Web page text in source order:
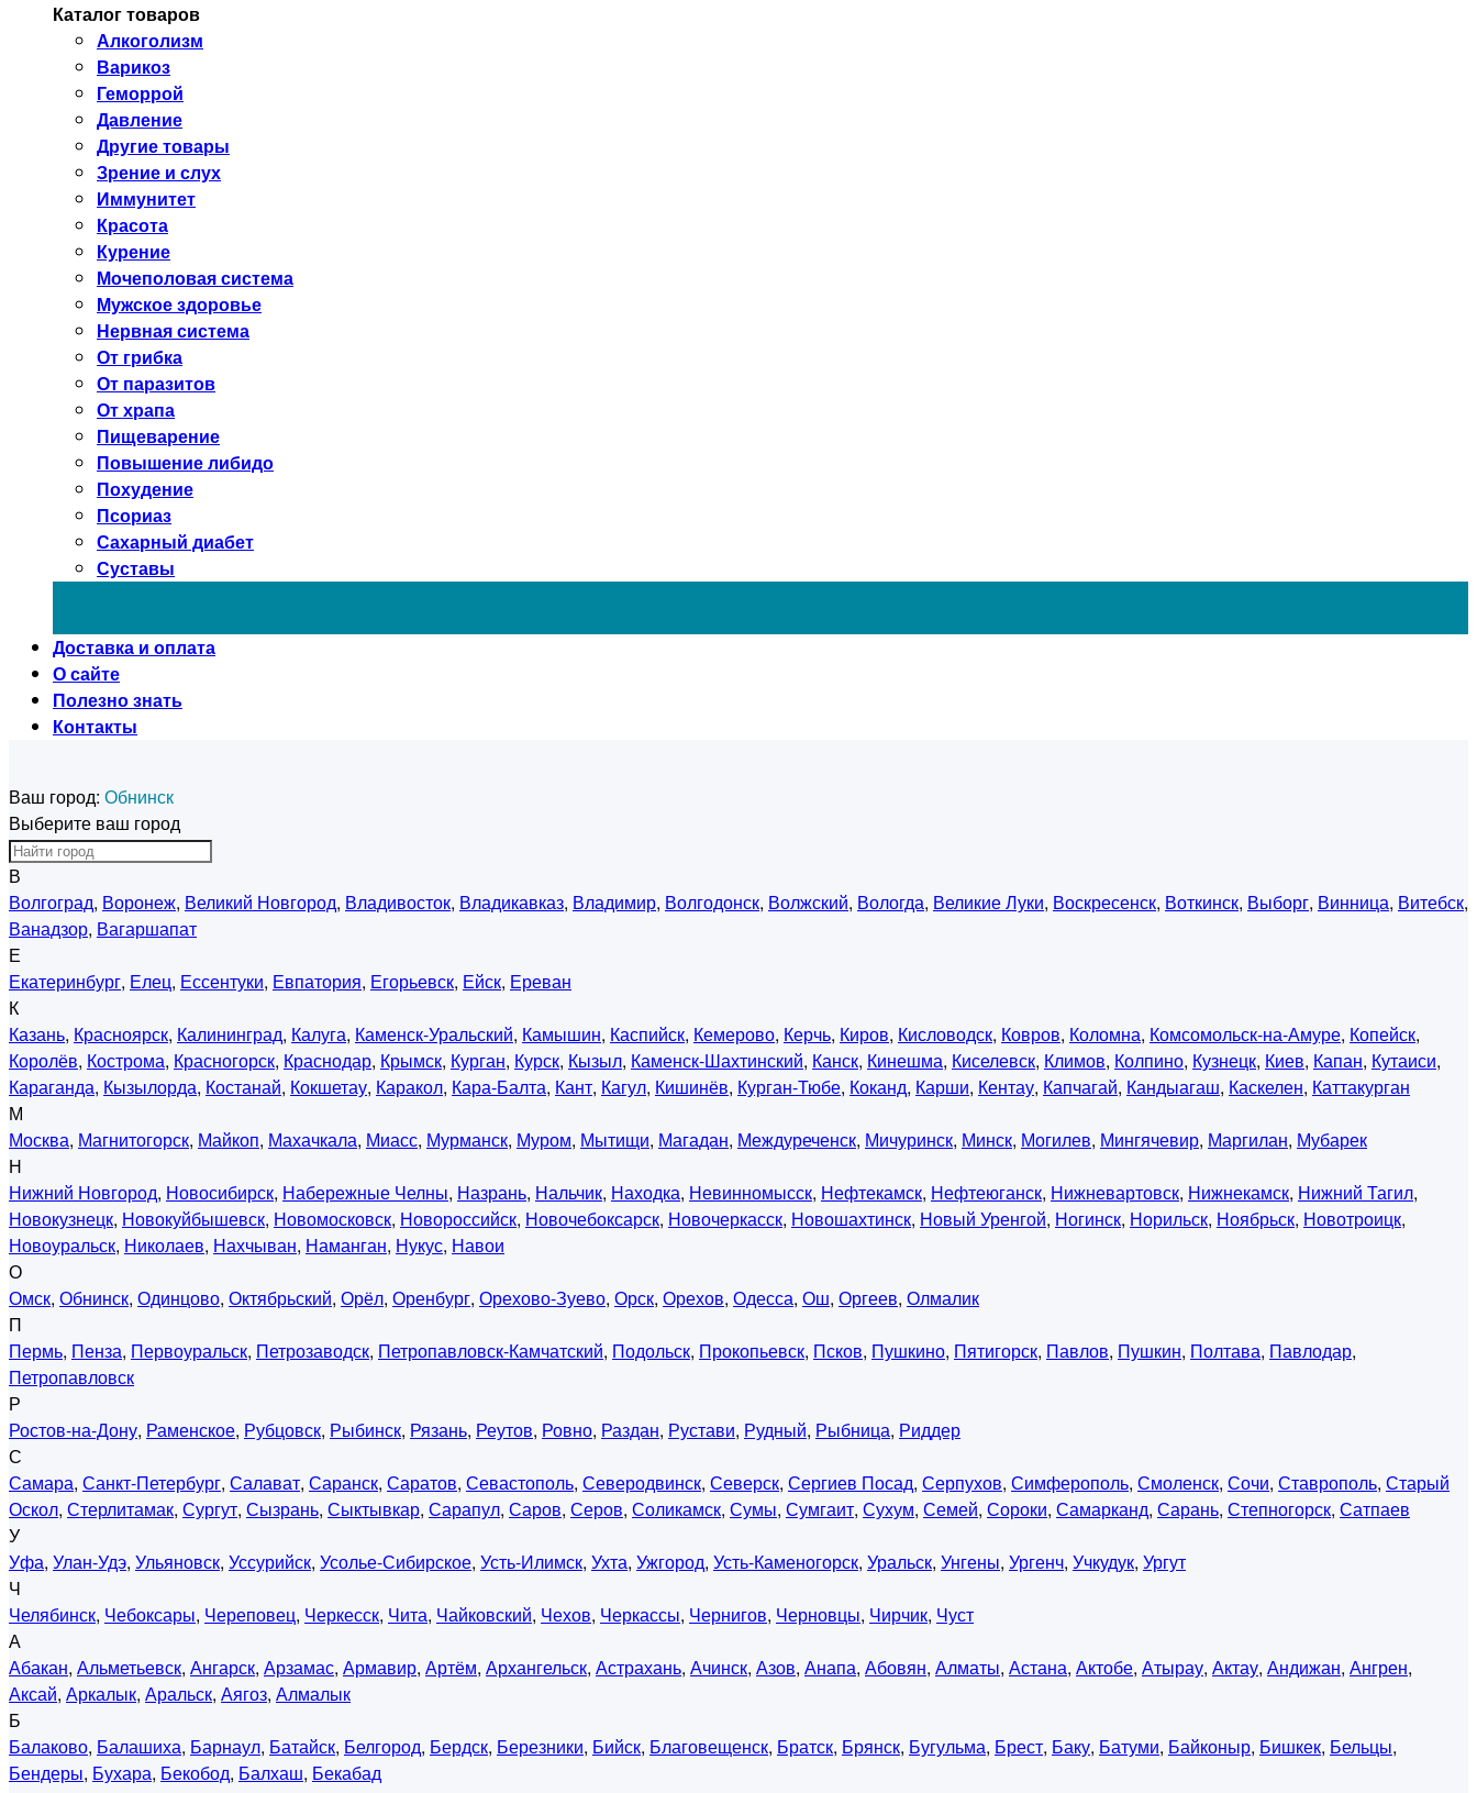
Каталог товаров
Алкоголизм
Варикоз
Геморрой
Давление
Другие товары
Зрение и слух
Иммунитет
Красота
Курение
Мочеполовая система
Мужское здоровье
Нервная система
От грибка
От паразитов
От храпа
Пищеварение
Повышение либидо
Похудение
Псориаз
Сахарный диабет
Суставы
Доставка и оплата
О сайте
Полезно знать
Контакты
Ваш город: Обнинск
Выберите ваш город
В
Волгоград, Воронеж, Великий Новгород, Владивосток, Владикавказ, Владимир, Волгодонск, Волжский, Вологда, Великие Луки, Воскресенск, Воткинск, Выборг, Винница, Витебск,
Ванадзор, Вагаршапат
Е
Екатеринбург, Елец, Ессентуки, Евпатория, Егорьевск, Ейск, Ереван
К
Казань, Красноярск, Калининград, Калуга, Каменск-Уральский, Камышин, Каспийск, Кемерово, Керчь, Киров, Кисловодск, Ковров, Коломна, Комсомольск-на-Амуре, Копейск,
Королёв, Кострома, Красногорск, Краснодар, Крымск, Курган, Курск, Кызыл, Каменск-Шахтинский, Канск, Кинешма, Киселевск, Климов, Колпино, Кузнецк, Киев, Капан, Кутаиси,
Караганда, Кызылорда, Костанай, Кокшетау, Каракол, Кара-Балта, Кант, Кагул, Кишинёв, Курган-Тюбе, Коканд, Карши, Кентау, Капчагай, Кандыагаш, Каскелен, Каттакурган
М
Москва, Магнитогорск, Майкоп, Махачкала, Миасс, Мурманск, Муром, Мытищи, Магадан, Междуреченск, Мичуринск, Минск, Могилев, Мингячевир, Маргилан, Мубарек
Н
Нижний Новгород, Новосибирск, Набережные Челны, Назрань, Нальчик, Находка, Невинномысск, Нефтекамск, Нефтеюганск, Нижневартовск, Нижнекамск, Нижний Тагил,
Новокузнецк, Новокуйбышевск, Новомосковск, Новороссийск, Новочебоксарск, Новочеркасск, Новошахтинск, Новый Уренгой, Ногинск, Норильск, Ноябрьск, Новотроицк,
Новоуральск, Николаев, Нахчыван, Наманган, Нукус, Навои
О
Омск, Обнинск, Одинцово, Октябрьский, Орёл, Оренбург, Орехово-Зуево, Орск, Орехов, Одесса, Ош, Оргеев, Олмалик
П
Пермь, Пенза, Первоуральск, Петрозаводск, Петропавловск-Камчатский, Подольск, Прокопьевск, Псков, Пушкино, Пятигорск, Павлов, Пушкин, Полтава, Павлодар,
Петропавловск
Р
Ростов-на-Дону, Раменское, Рубцовск, Рыбинск, Рязань, Реутов, Ровно, Раздан, Рустави, Рудный, Рыбница, Риддер
С
Самара, Санкт-Петербург, Салават, Саранск, Саратов, Севастополь, Северодвинск, Северск, Сергиев Посад, Серпухов, Симферополь, Смоленск, Сочи, Ставрополь, Старый
Оскол, Стерлитамак, Сургут, Сызрань, Сыктывкар, Сарапул, Саров, Серов, Соликамск, Сумы, Сумгаит, Сухум, Семей, Сороки, Самарканд, Сарань, Степногорск, Сатпаев
У
Уфа, Улан-Удэ, Ульяновск, Уссурийск, Усолье-Сибирское, Усть-Илимск, Ухта, Ужгород, Усть-Каменогорск, Уральск, Унгены, Ургенч, Учкудук, Ургут
Ч
Челябинск, Чебоксары, Череповец, Черкесск, Чита, Чайковский, Чехов, Черкассы, Чернигов, Черновцы, Чирчик, Чуст
А
Абакан, Альметьевск, Ангарск, Арзамас, Армавир, Артём, Архангельск, Астрахань, Ачинск, Азов, Анапа, Абовян, Алматы, Астана, Актобе, Атырау, Актау, Андижан, Ангрен,
Аксай, Аркалык, Аральск, Аягоз, Алмалык
Б
Балаково, Балашиха, Барнаул, Батайск, Белгород, Бердск, Березники, Бийск, Благовещенск, Братск, Брянск, Бугульма, Брест, Баку, Батуми, Байконыр, Бишкек, Бельцы,
Бендеры, Бухара, Бекобод, Балхаш, Бекабад